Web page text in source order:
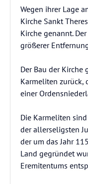
Wegen ihrer Lage
Kirche Sankt
Kirche genannt.
größerer
Der Bau der
Karmeliten zurück,
einer
Die Karmeliten
der allerseligsten
der um das Jahr
Land gegründet
Eremitentums